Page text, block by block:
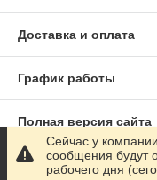
Доставка и оплата
График работы
Полная версия сайта
Сайт создан на
Сейчас у
сообщения будут
рабочего дня